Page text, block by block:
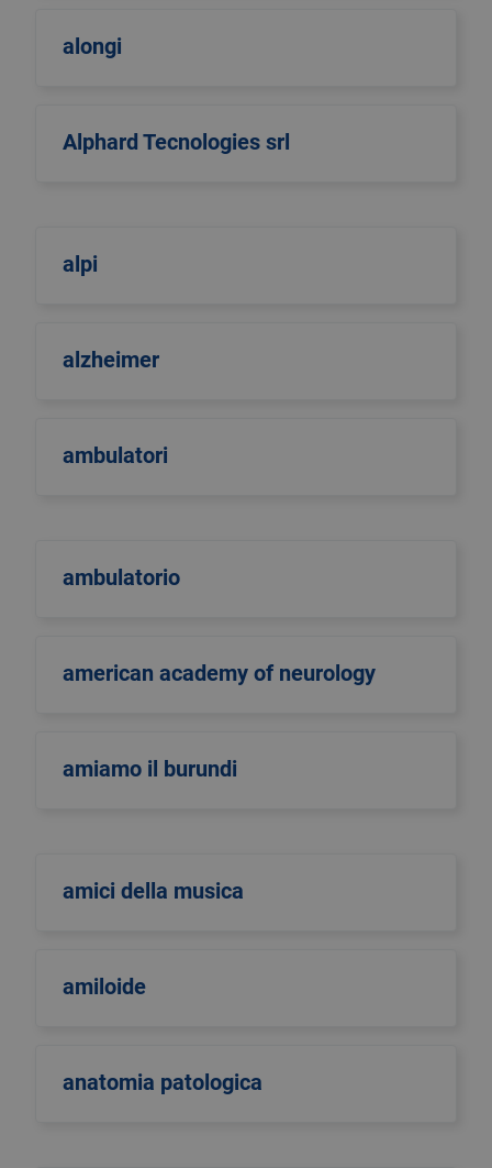
alongi
Alphard Tecnologies srl
alpi
alzheimer
ambulatori
ambulatorio
american academy of neurology
amiamo il burundi
amici della musica
amiloide
anatomia patologica